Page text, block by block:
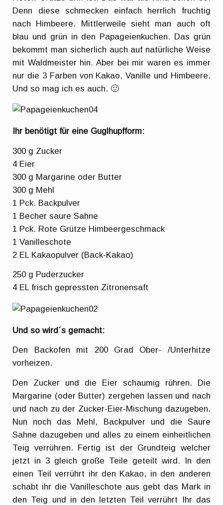
Denn diese schmecken einfach herrlich fruchtig
nach Himbeere. Mittlerweile sieht man auch oft
blau und grün in den Papageienkuchen. Das grün
bekommt man sicherlich auch auf natürliche Weise
mit Waldmeister hin. Aber bei mir waren es immer
nur die 3 Farben von Kakao, Vanille und Himbeere.
Und so mag ich es auch. 🙂
Ihr benötigt für eine Guglhupfform:
300 g Zucker
4 Eier
300 g Margarine oder Butter
300 g Mehl
1 Pck. Backpulver
1 Becher saure Sahne
1 Pck. Rote Grütze Himbeergeschmack
1 Vanilleschote
2 EL Kakaopulver (Back-Kakao)
250 g Puderzucker
4 EL frisch gepressten Zitronensaft
Und so wird´s gemacht:
Den Backofen mit 200 Grad Ober- /Unterhitze
vorheizen.
Den Zucker und die Eier schaumig rühren. Die
Margarine (oder Butter) zergehen lassen und nach
und nach zu der Zucker-Eier-Mischung dazugeben.
Nun noch das Mehl, Backpulver und die Saure
Sahne dazugeben und alles zu einem einheitlichen
Teig verrühren. Fertig ist der Grundteig welcher
jetzt in 3 gleich große Teile geteilt wird. In den
einen Teil verrührt ihr den Kakao, in den anderen
schabt ihr die Vanilleschote aus gebt das Mark in
den Teig und in den letzten Teil verrührt Ihr das